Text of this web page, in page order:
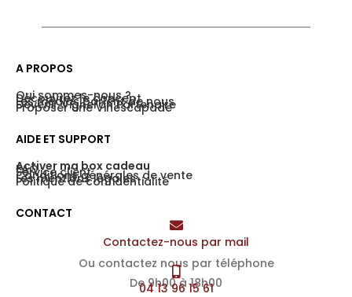
CONTACT
Contactez-nous par mail
Ou contactez nous par téléphone
De 9h00 à 18h00
04 13 96 15 61
AIDE ET SUPPORT
Activer ma box cadeau
FAQ
Service client
Conditions générales de vente
Les mentions légales
Politique de confidentialité
A PROPOS
Qui sommes-nous ?
Découvrez le concept
Les médias parlent de nous
Devenir Vigneron Partenaire
Proposer une Vinescapade